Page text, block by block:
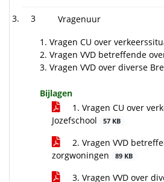
3
Vragenuur
1. Vragen CU over
2. Vragen VVD betreffende
3. Vragen VVD over diverse
Bijlagen
1. Vragen CU over
Jozefschool
57 KB
2. Vragen VVD
zorgwoningen
89 KB
3. Vragen VVD over